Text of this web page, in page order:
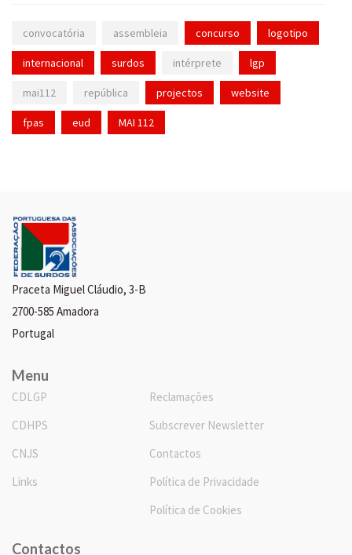
convocatória assembleia concurso logotipo
internacional surdos intérprete lgp
mai112 república projectos website
fpas eud MAI 112
Praceta Miguel Cláudio, 3-B
2700-585 Amadora
Portugal
Menu
CDLGP
CDHPS
CNJS
Links
Reclamações
Subscrever Newsletter
Contactos
Política de Privacidade
Política de Cookies
Contactos